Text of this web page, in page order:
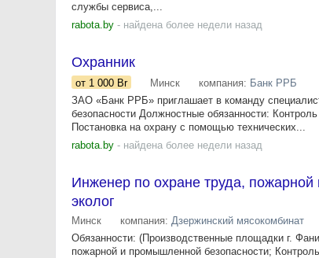
службы сервиса,...
rabota.by - найдена более недели назад
Охранник
от 1 000 Br Минск компания: Банк РРБ
ЗАО «Банк РРБ» приглашает в команду
безопасности Должностные обязанности:
Постановка на охрану с помощью технических...
rabota.by - найдена более недели назад
Инженер по охране труда,
эколог
Минск компания: Дзержинский мясокомбинат
Обязанности: (Производственные площадки г.
пожарной и промышленной безопасности;